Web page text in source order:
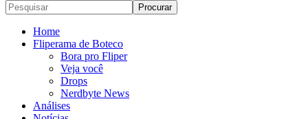
Home
Fliperama de Boteco
Bora pro Fliper
Veja você
Drops
Nerdbyte News
Análises